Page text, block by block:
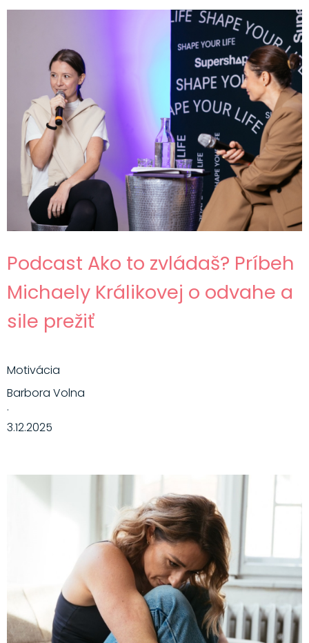
Podcast Ako to zvládaš? Príbeh
Michaely Králikovej o odvahe a
sile prežiť
Motivácia
Barbora Volna
·
3.12.2025